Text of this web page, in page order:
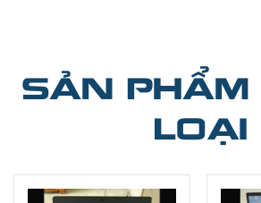
SẢN PHẨM
LOẠI